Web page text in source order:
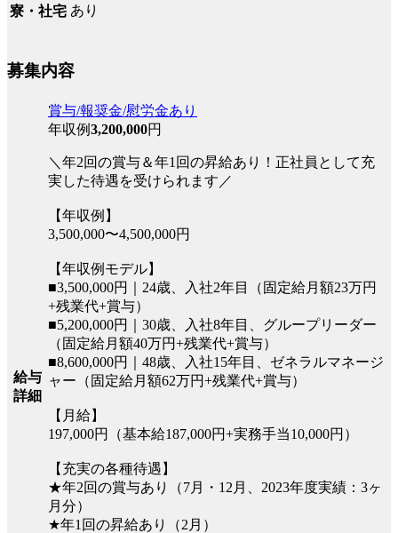
寮・社宅 あり
募集内容
給与
詳細
賞与/報奨金/慰労金あり
年収例3,200,000円
＼年2回の賞与＆年1回の昇給あり！正社員として充
実した待遇を受けられます／
【年収例】
3,500,000〜4,500,000円
【年収例モデル】
■3,500,000円｜24歳、入社2年目（固定給月額23万円
+残業代+賞与）
■5,200,000円｜30歳、入社8年目、グループリーダー
（固定給月額40万円+残業代+賞与）
■8,600,000円｜48歳、入社15年目、ゼネラルマネージ
ャー（固定給月額62万円+残業代+賞与）
【月給】
197,000円（基本給187,000円+実務手当10,000円）
【充実の各種待遇】
★年2回の賞与あり（7月・12月、2023年度実績：3ヶ
月分）
★年1回の昇給あり（2月）